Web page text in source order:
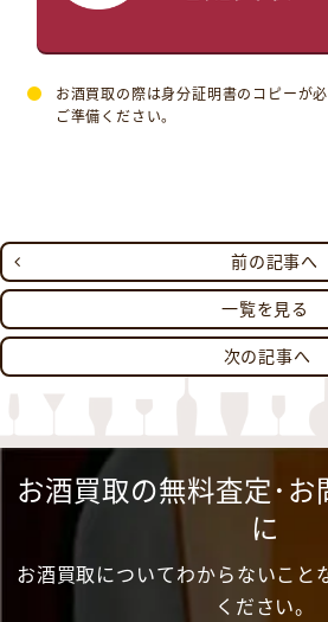
お酒買取の際は身分証明書のコピーが
ご準備ください。
前の記事へ
一覧を見る
次の記事へ
お酒買取の無料査定･お
に
お酒買取についてわからないこと
ください。